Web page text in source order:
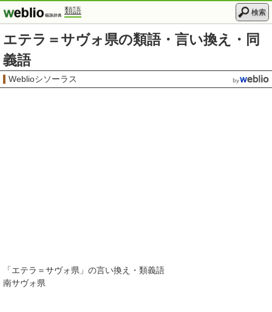
類語 検索
エテラ＝サヴォ県の類語・言い換え・同
義語
Weblioシソーラス
「エテラ＝サヴォ県 」の言い換え・類義語
南サヴォ県